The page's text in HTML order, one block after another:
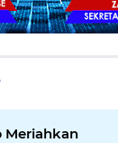
Meriahkan